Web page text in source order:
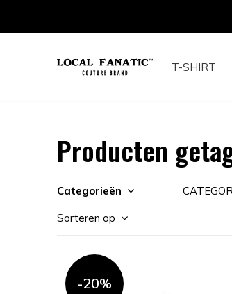
T-SHIRT
Producten
Categorieën
Sorteren op
-20%